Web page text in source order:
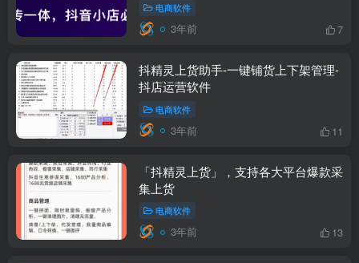
电商软件
3年前 7
抖精灵上货助手-一键铺货上下架管理-
抖店运营软件
电商软件
3年前 11
「抖精灵上货」，支持各大平台爆款采
集上货
电商软件
3年前 13